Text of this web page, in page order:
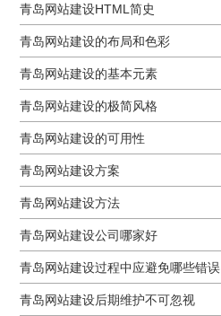
青岛网站建设HTML简史
青岛网站建设的布局和色彩
青岛网站建设的基本元素
青岛网站建设的极简风格
青岛网站建设的可用性
青岛网站建设方案
青岛网站建设方法
青岛网站建设公司哪家好
青岛网站建设过程中应避免哪些错误
青岛网站建设后期维护不可忽视